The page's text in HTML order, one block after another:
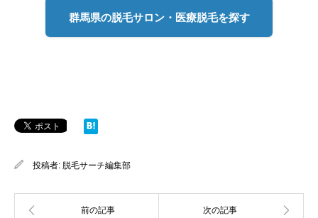
群馬県の脱毛サロン・医療脱毛を探す
投稿者: 脱毛サーチ編集部